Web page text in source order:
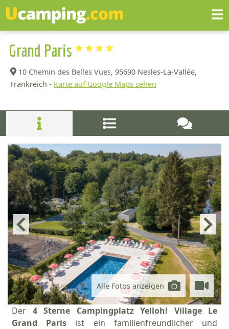
Grand Paris
10 Chemin des Belles Vues, 95690 Nesles-La-Vallée,
Frankreich - Karte auf Google Maps sehen
Alle Fotos anzeigen
Der 4 Sterne Campingplatz Yelloh! Village Le
Grand Paris ist ein familienfreundlicher und